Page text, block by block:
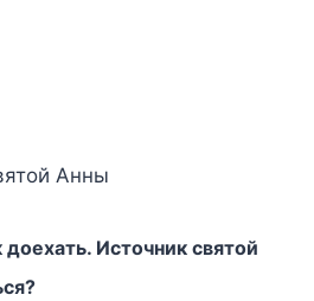
Анны
Источник святой